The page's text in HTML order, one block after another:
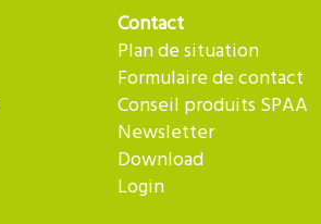
Contact
Plan de situation
Formulaire de contact
Conseil produits SPAA
Newsletter
Download
Login